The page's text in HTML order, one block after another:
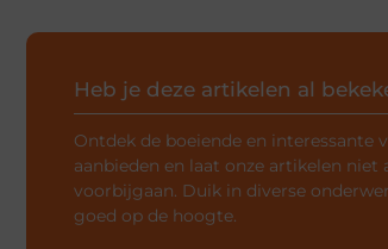
Heb je deze artikelen al
Ontdek de boeiende en interessante
aanbieden en laat onze artikelen niet
voorbijgaan. Duik in diverse
goed op de hoogte.